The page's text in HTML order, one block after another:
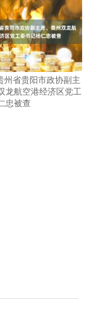
州省贵阳市政协副主
龙航空港经济区党工
忠被查